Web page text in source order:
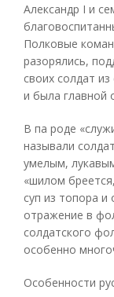
Александр I и
Полковые
разорялись,
своих солдат
и была главной
В па роде
называли
умелым,
«шилом
суп из топора
отражение в
солдатского
особенно
Особенности